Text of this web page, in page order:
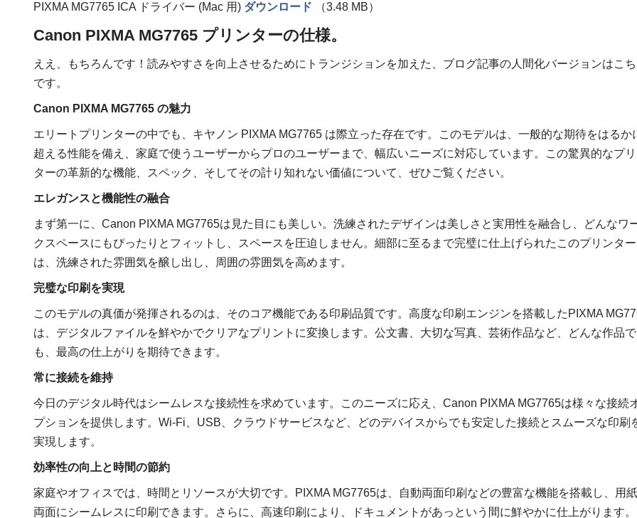
PIXMA MG7765 ICA ドライバー (Mac 用) ダウンロード （3.48 MB）
Canon PIXMA MG7765 プリンターの仕様。
ええ、もちろんです！読みやすさを向上させるためにトランジションを加えた、ブログ記事の人間化バージョンはこち
です。
Canon PIXMA MG7765 の魅力
エリートプリンターの中でも、キヤノン PIXMA MG7765 は際立った存在です。このモデルは、一般的な期待をはるか
超える性能を備え、家庭で使うユーザーからプロのユーザーまで、幅広いニーズに対応しています。この驚異的なプ
ターの革新的な機能、スペック、そしてその計り知れない価値について、ぜひご覧ください。
エレガンスと機能性の融合
まず第一に、Canon PIXMA MG7765は見た目にも美しい。洗練されたデザインは美しさと実用性を融合し、どんなワ
クスペースにもぴったりとフィットし、スペースを圧迫しません。細部に至るまで完璧に仕上げられたこのプリンター
は、洗練された雰囲気を醸し出し、周囲の雰囲気を高めます。
完璧な印刷を実現
このモデルの真価が発揮されるのは、そのコア機能である印刷品質です。高度な印刷エンジンを搭載したPIXMA
は、デジタルファイルを鮮やかでクリアなプリントに変換します。公文書、大切な写真、芸術作品など、どんな作品で
も、最高の仕上がりを期待できます。
常に接続を維持
今日のデジタル時代はシームレスな接続性を求めています。このニーズに応え、Canon PIXMA MG7765は様々な接続
プションを提供します。Wi-Fi、USB、クラウドサービスなど、どのデバイスからでも安定した接続とスムーズな印刷
実現します。
効率性の向上と時間の節約
家庭やオフィスでは、時間とリソースが大切です。PIXMA MG7765は、自動両面印刷などの豊富な機能を搭載し、用
両面にシームレスに印刷できます。さらに、高速印刷により、ドキュメントがあっという間に鮮やかに仕上がります。